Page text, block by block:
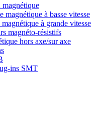
magnétique
magnétique à basse vitesse
à grande vitesse
magnéto-résistifs
hors axe/sur axe
ins SMT